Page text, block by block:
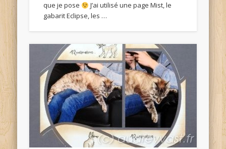
que je pose
J’ai utilisé une page Mist, le
gabarit Eclipse, les …